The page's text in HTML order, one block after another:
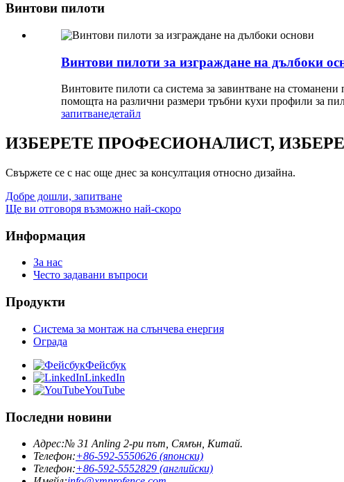
Винтови пилоти
Винтови пилоти за изграждане на дълбоки
Винтовите пилоти са система за завинтване на
помощта на различни размери тръбни кухи профили за
запитванедетайл
ИЗБЕРЕТЕ ПРОФЕСИОНАЛИСТ,
Свържете се с нас още днес за консултация относно дизайна.
Добре дошли, запитване
Ще ви отговоря възможно най-скоро
Информация
За нас
Често задавани въпроси
Продукти
Система за монтаж на слънчева енергия
Ограда
Фейсбук
LinkedIn
YouTube
Последни новини
Адрес:№ 31 Anling 2-ри път, Сямън, Китай.
Телефон:+86-592-5550626 (японски)
Телефон:+86-592-5552829 (английски)